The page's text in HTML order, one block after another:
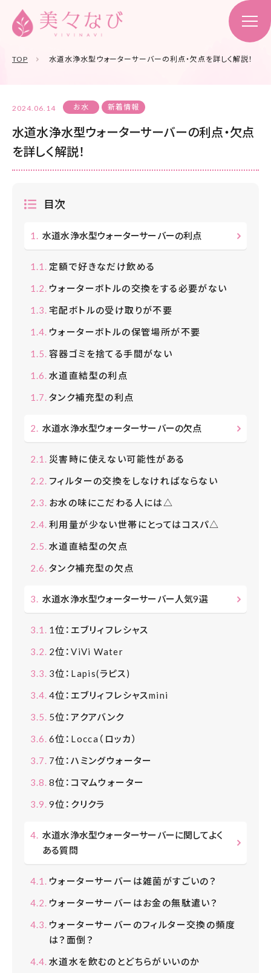
TOP 水道水浄水型ウォーターサーバーの利点・欠点を詳しく解説！
2024.06.14 お水 新着情報
水道水浄水型ウォーターサーバーの利点・欠点
を詳しく解説！
目次
水道水浄水型ウォーターサーバーの利点
定額で好きなだけ飲める
ウォーターボトルの交換をする必要がない
宅配ボトルの受け取りが不要
ウォーターボトルの保管場所が不要
容器ゴミを捨てる手間がない
水道直結型の利点
タンク補充型の利点
水道水浄水型ウォーターサーバーの欠点
災害時に使えない可能性がある
フィルターの交換をしなければならない
お水の味にこだわる人には△
利用量が少ない世帯にとってはコスパ△
水道直結型の欠点
タンク補充型の欠点
水道水浄水型ウォーターサーバー人気9選
1位：エブリィフレシャス
2位：ViVi Water
3位：Lapis(ラピス)
4位：エブリィフレシャスmini
5位：アクアバンク
6位：Locca（ロッカ）
7位：ハミングウォーター
8位：コマムウォーター
9位：クリクラ
水道水浄水型ウォーターサーバーに関してよく
ある質問
ウォーターサーバーは雑菌がすごいの？
ウォーターサーバーはお金の無駄遣い？
ウォーターサーバーのフィルター交換の頻度
は？面倒？
水道水を飲むのとどちらがいいのか